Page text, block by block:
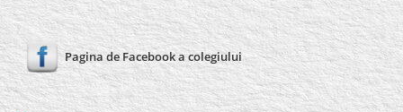
Pagina de Facebook a colegiului